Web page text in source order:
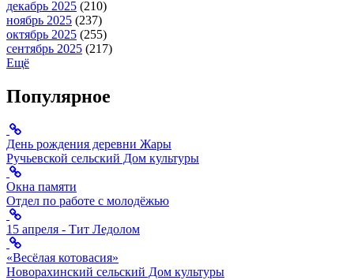
декабрь 2025 (210)
ноябрь 2025 (237)
октябрь 2025 (255)
сентябрь 2025 (217)
Ещё
Популярное
День рождения деревни Жары
Ручьевской сельский Дом культуры
Окна памяти
Отдел по работе с молодёжью
15 апреля - Тит Ледолом
«Весёлая котовасия»
Новорахинский сельский Дом культуры